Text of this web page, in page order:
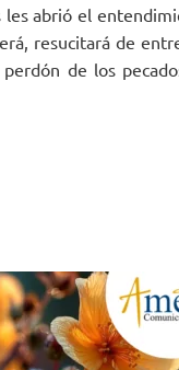
les abrió el
resucitará de
de los